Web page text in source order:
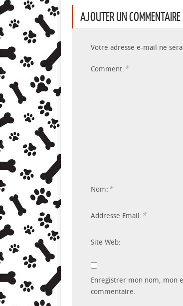
AJOUTER UN COMMENTAIRE
Votre adresse e-mail ne
Comment: *
Nom: *
Addresse Email: *
Site Web:
Enregistrer mon nom, mon
commentaire.